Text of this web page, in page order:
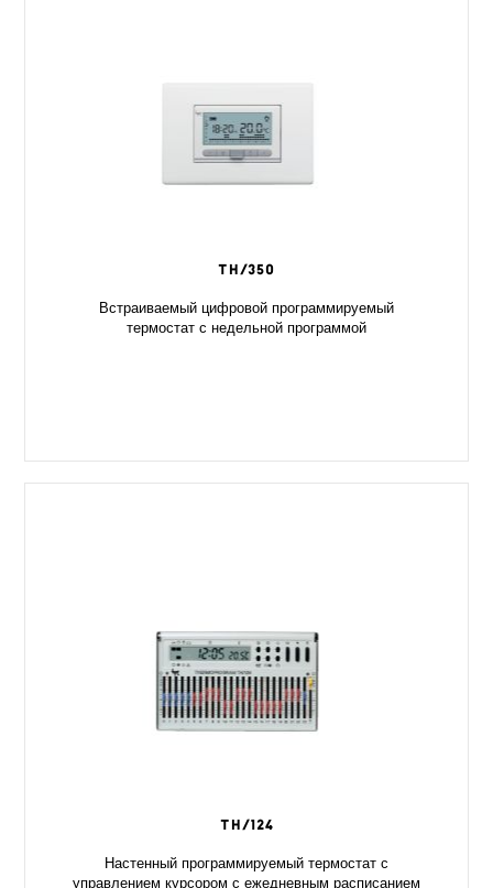
TH/350
Встраиваемый цифровой программируемый
термостат с недельной программой
TH/124
Настенный программируемый термостат с